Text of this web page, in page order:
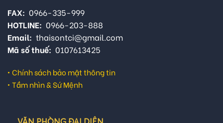
FAX: 0966-335-999
HOTLINE: 0966-203-888
Email: thaisontci@gmail.com
Mã số thuế: 0107613425
• Chính sách bảo mật thông tin
• Tầm nhìn & Sứ Mệnh